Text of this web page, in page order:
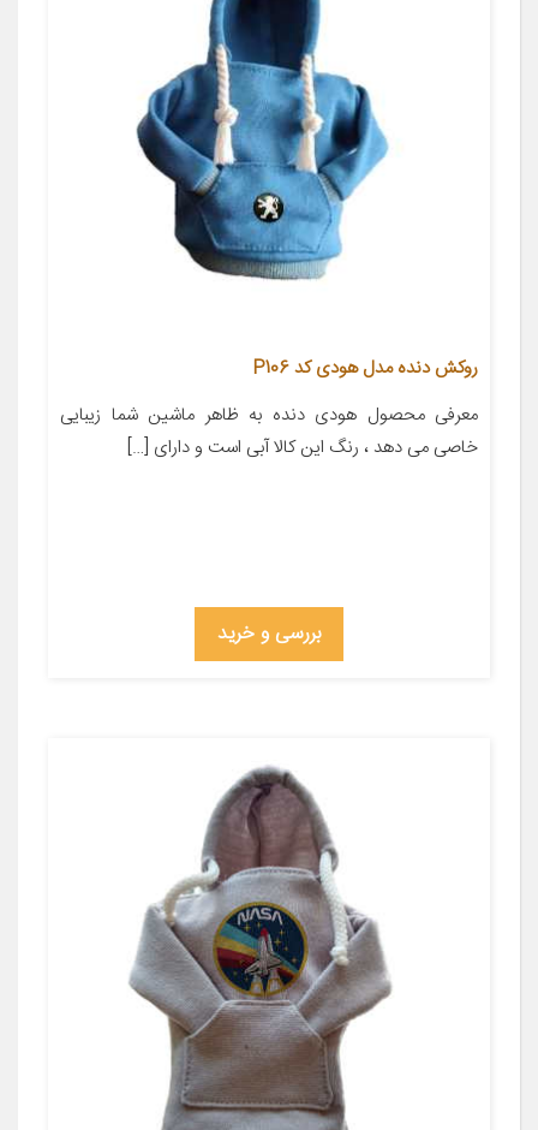
روکش دنده مدل هودی کد P106
معرفی محصول هودی دنده به ظاهر ماشین شما زیبایی
خاصی می دهد ، رنگ این کالا آبی است و دارای […]
بررسی و خرید